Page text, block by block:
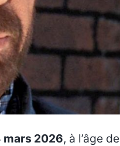
mars 2026, à l’âge de